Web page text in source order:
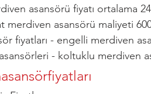
asansörü fiyatı ortalama
merdiven asansörü maliyeti
fiyatları - engelli merdiven
- koltuklu merdiven